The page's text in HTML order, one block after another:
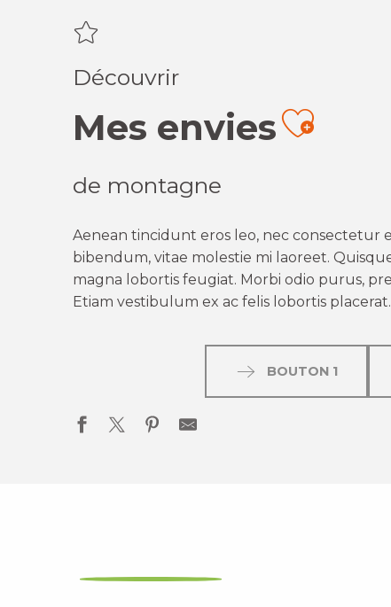
Découvrir
Mes envies
de montagne
Aenean tincidunt eros leo, nec consectetur
bibendum, vitae molestie mi laoreet.
magna lobortis feugiat. Morbi odio purus,
Etiam vestibulum ex ac felis lobortis placerat.
BOUTON 1